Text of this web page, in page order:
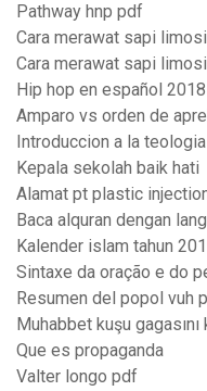
Pathway hnp pdf
Cara merawat sapi
Cara merawat sapi
Hip hop en español 2018
Amparo vs orden de
Introduccion a la
Kepala sekolah baik hati
Alamat pt plastic
Baca alquran dengan
Kalender islam tahun
Sintaxe da oração e do
Resumen del popol vuh
Muhabbet kuşu
Que es propaganda
Valter longo pdf